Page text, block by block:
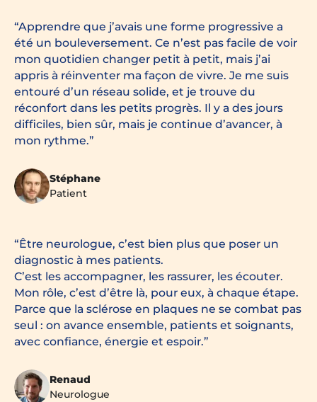
Apprendre que j’avais une forme progressive a
été un bouleversement. Ce n’est pas facile de voir
mon quotidien changer petit à petit, mais j’ai
appris à réinventer ma façon de vivre. Je me suis
entouré d’un réseau solide, et je trouve du
réconfort dans les petits progrès. Il y a des jours
difficiles, bien sûr, mais je continue d’avancer, à
mon rythme.
Stéphane
Patient
Être neurologue, c’est bien plus que poser un
diagnostic à mes patients.
C’est les accompagner, les rassurer, les écouter.
Mon rôle, c’est d’être là, pour eux, à chaque étape.
Parce que la sclérose en plaques ne se combat pas
seul : on avance ensemble, patients et soignants,
avec confiance, énergie et espoir.
Renaud
Neurologue